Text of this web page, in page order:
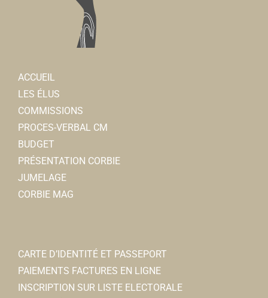
ACCUEIL
LES ÉLUS
COMMISSIONS
PROCES-VERBAL CM
BUDGET
PRÉSENTATION CORBIE
JUMELAGE
CORBIE MAG
CARTE D’IDENTITÉ ET PASSEPORT
PAIEMENTS FACTURES EN LIGNE
INSCRIPTION SUR LISTE ELECTORALE